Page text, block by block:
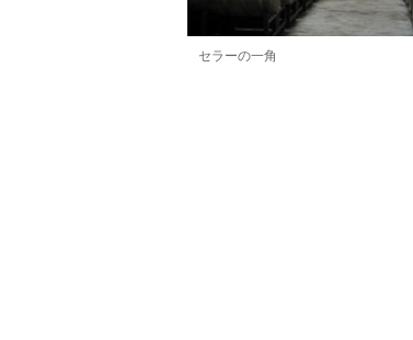
セラーの一角